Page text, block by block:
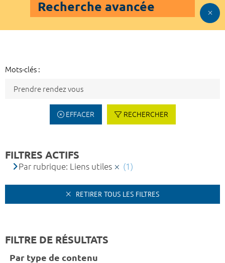
Recherche avancée
Mots-clés :
EFFACER RECHERCHER
FILTRES ACTIFS
Par rubrique: Liens utiles (1)
RETIRER TOUS LES FILTRES
FILTRE DE RÉSULTATS
Par type de contenu